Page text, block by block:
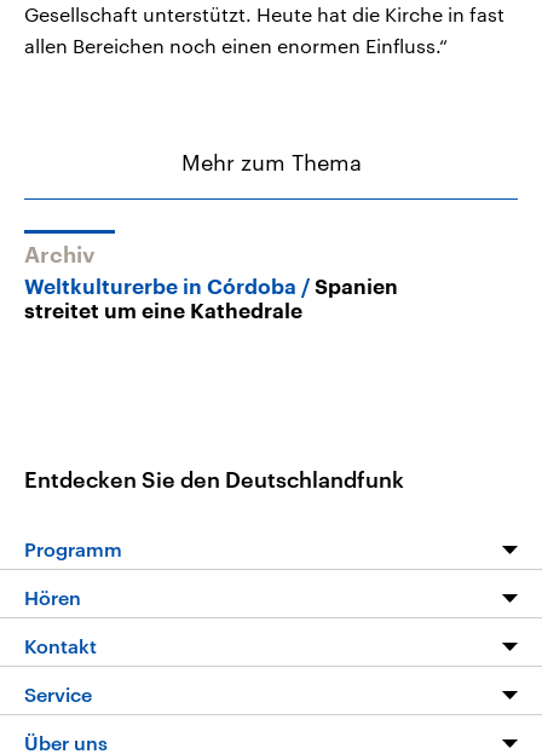
Gesellschaft unterstützt. Heute hat die Kirche in fast
allen Bereichen noch einen enormen Einfluss.“
Mehr zum Thema
Archiv
Weltkulturerbe in Córdoba
Spanien
streitet um eine Kathedrale
Entdecken Sie den Deutschlandfunk
Programm
Programm
Die Nachrichten
Nachrichtenleicht
Neue Beiträge auf dlf.de
Hören
Livestream
Podcasts
Kontakt
Hörerservice
Service
FAQ
Über uns